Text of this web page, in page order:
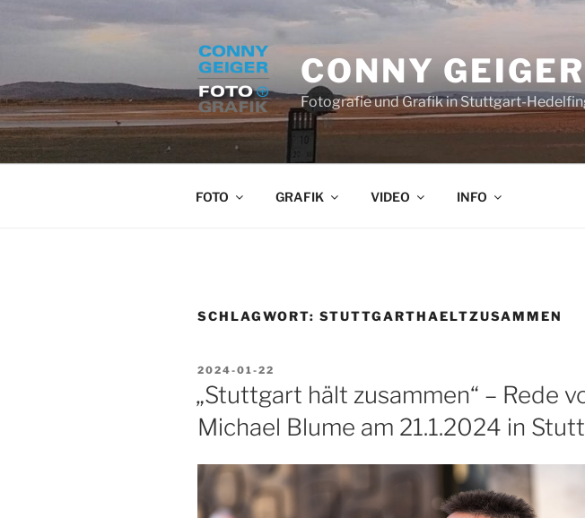
CONNY
Fotografie und Grafik in Stuttgart-
FOTO GRAFIK VIDEO INFO
SCHLAGWORT: STUTTGARTHAELTZUSAMMEN
VERÖFFENTLICHT
AM
2024-01-22
„Stuttgart hält zusammen“ – Rede
Michael Blume am 21.1.2024 in